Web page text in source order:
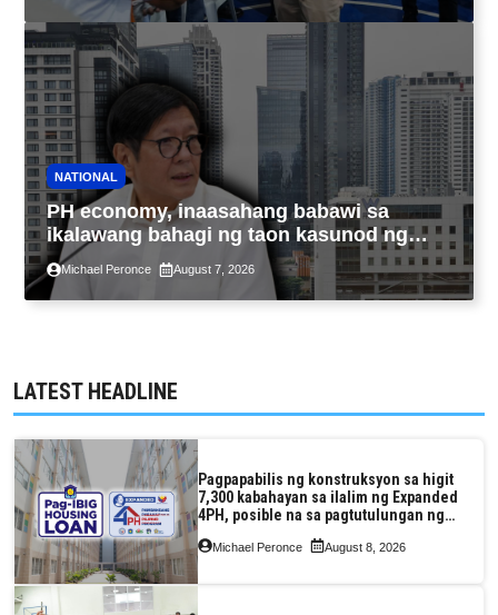
NATIONAL
PH economy, inaasahang babawi sa
ikalawang bahagi ng taon kasunod ng
2.3% GDP dulot ng Middle East war,
pagkaantala ng public construction
Michael Peronce August 7, 2026
LATEST HEADLINE
Pagpapabilis ng konstruksyon sa higit
7,300 kabahayan sa ilalim ng Expanded
4PH, posible na sa pagtutulungan ng
Pag-IBIG at P.A. Alvarez
Michael Peronce August 8, 2026